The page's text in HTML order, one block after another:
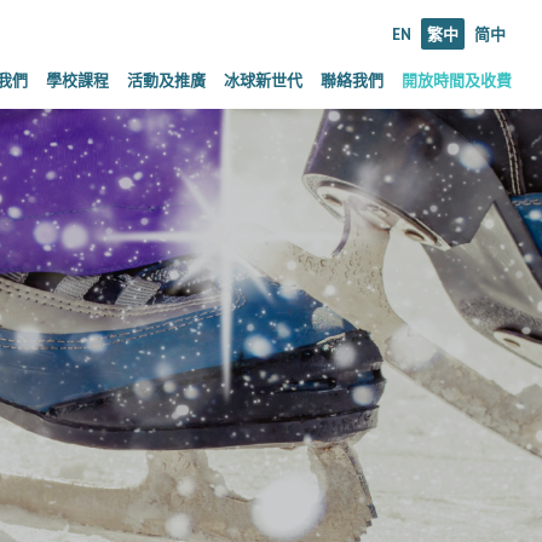
EN 繁中 简中
們 學校課程 活動及推廣 冰球新世代 聯絡我們 開放時間及收費